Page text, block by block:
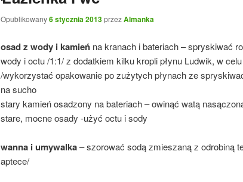
Opublikowany6 stycznia 2013przezAlmanka
osad z wody i kamień na kranach i bateriach – spryskiwać
wody i octu /1:1/ z dodatkiem kilku kropli płynu Ludwik, w
/wykorzystać opakowanie po zużytych płynach ze
na sucho
stary kamień osadzony na bateriach – owinąć watą
stare, mocne osady -użyć octu i sody
wanna i umywalka– szorować sodą zmieszaną z odrobiną
aptece/